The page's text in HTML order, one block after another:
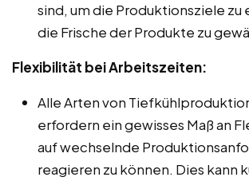
sind, um die Produktionsziele zu
die Frische der Produkte zu
Flexibilität bei Arbeitszeiten:
Alle Arten von
erfordern ein gewisses Maß an
auf wechselnde
reagieren zu können. Dies kann